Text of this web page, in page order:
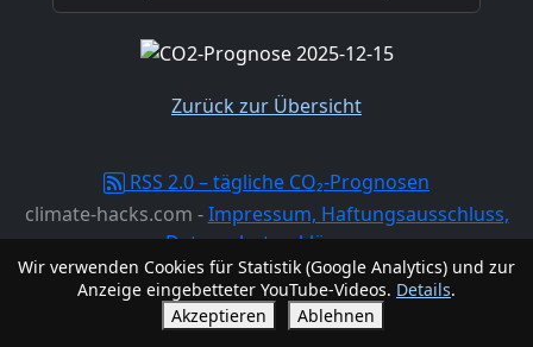
Zurück zur Übersicht
RSS 2.0 – tägliche CO₂-Prognosen
climate-hacks.com -Impressum, Haftungsausschluss,
Datenschutzerklärung
Wir verwenden Cookies für Statistik (Google Analytics) und zur
Anzeige eingebetteter YouTube-Videos. Details.
Akzeptieren
Ablehnen